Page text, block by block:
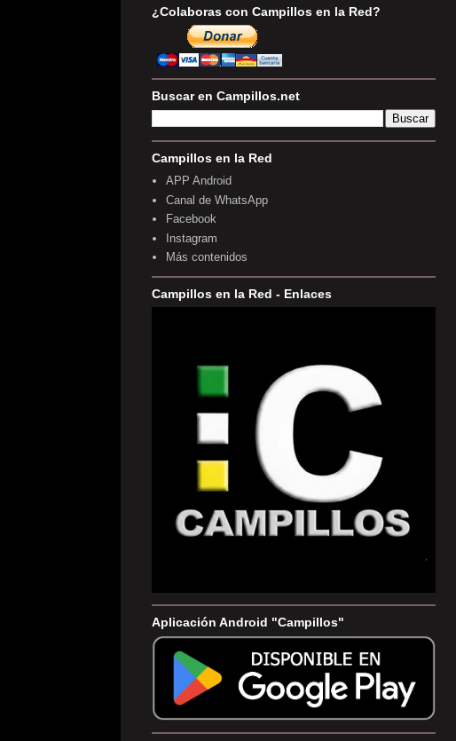
¿Colaboras con Campillos en la Red?
Buscar en Campillos.net
Campillos en la Red
APP Android
Canal de WhatsApp
Facebook
Instagram
Más contenidos
Campillos en la Red - Enlaces
Aplicación Android "Campillos"